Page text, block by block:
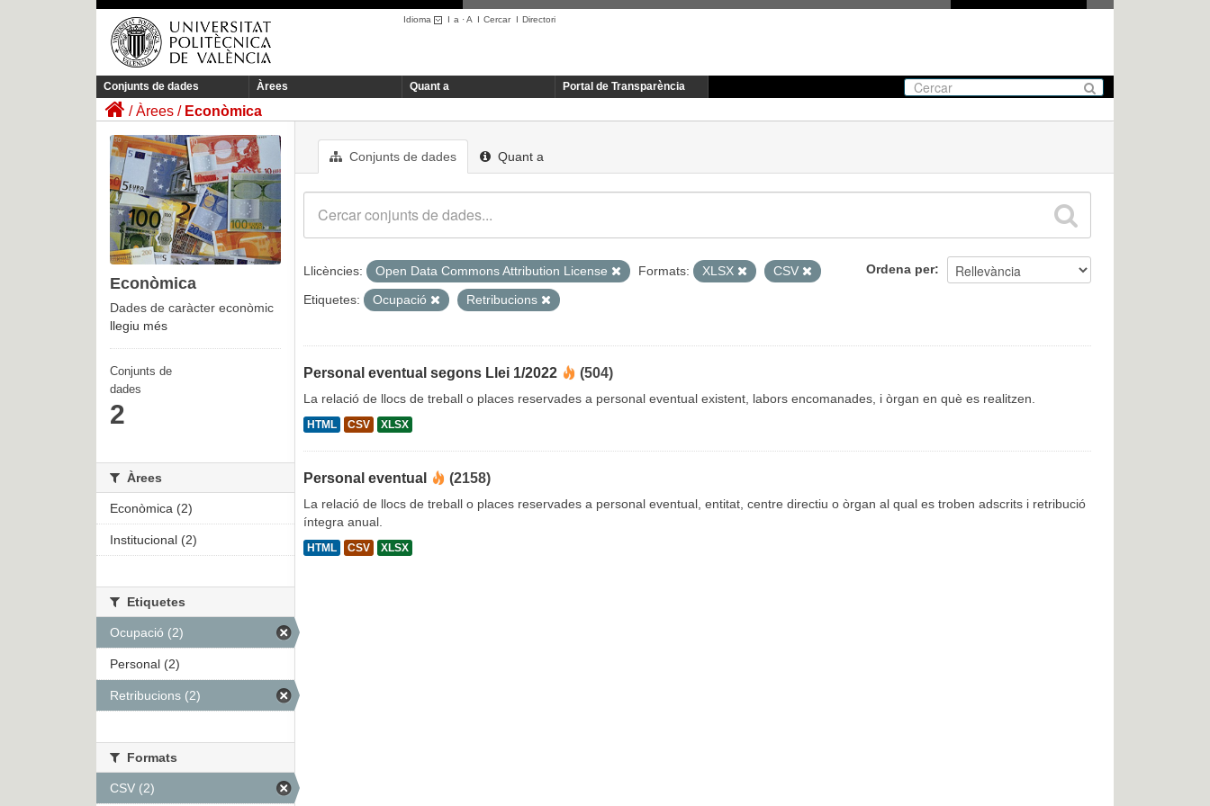
Idioma I a ·A I CercarI Directori
Conjunts de dades Àrees Quant a Portal de Transparència
Àrees Econòmica
Conjunts de dades Quant a
Ordena per
Llicències: Open Data Commons Attribution License Formats: XLSX
CSV
Etiquetes:
Ocupació Retribucions
Personal eventual segons Llei 1/2022 (504)
La relació de llocs de treball o places reservades a personal eventual existent, labors encomanades, i òrgan en què es realitzen.
HTML CSV XLSX
Personal eventual (2158)
La relació de llocs de treball o places reservades a personal eventual, entitat, centre directiu o òrgan al qual es troben adscrits i retribució
íntegra anual.
HTML CSV XLSX
Econòmica
Dades de caràcter econòmic
llegiu més
Conjunts de
dades
2
Àrees
Econòmica (2)
Institucional (2)
Etiquetes
Ocupació (2)
Personal (2)
Retribucions (2)
Formats
CSV (2)